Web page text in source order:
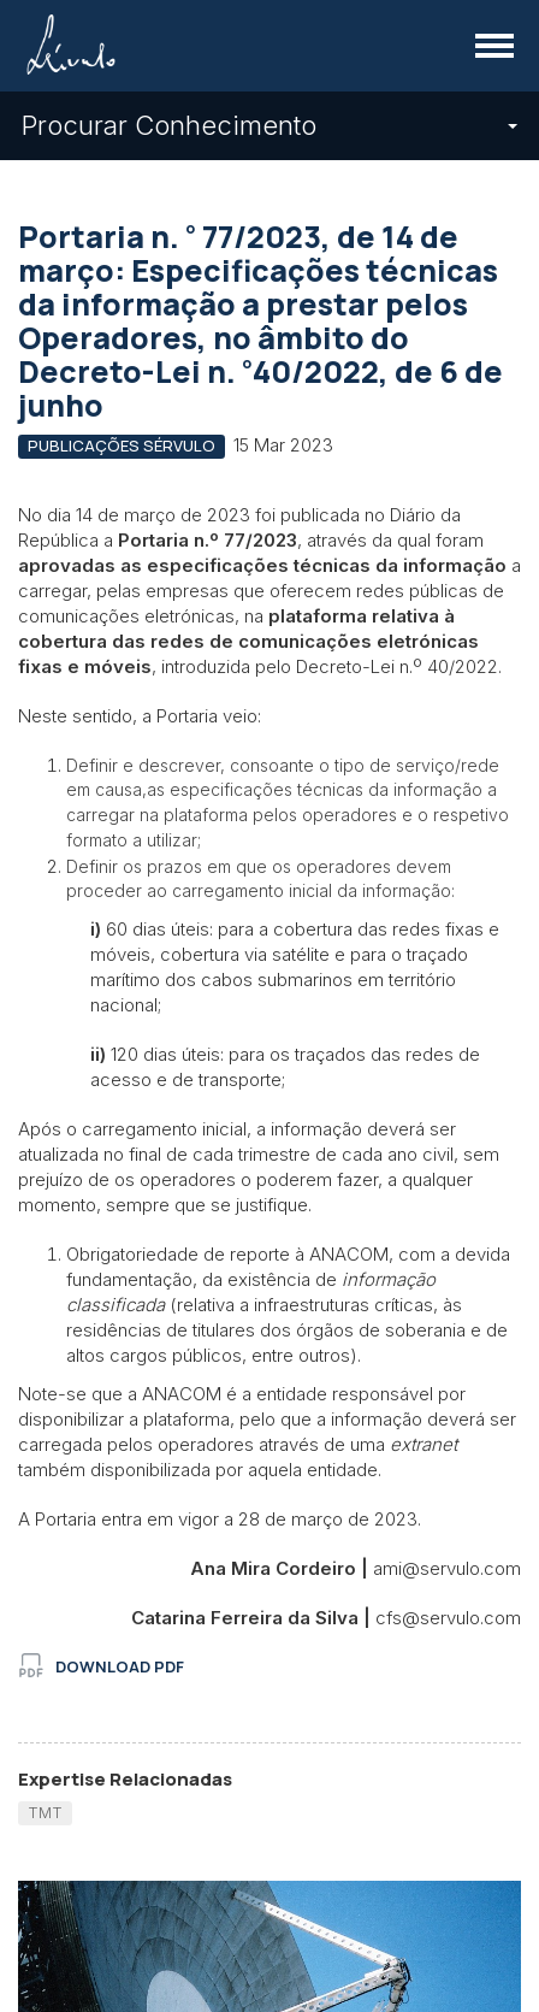
Menu
Procurar Conhecimento
Portaria n. º 77/2023, de 14 de
março: Especificações técnicas
da informação a prestar pelos
Operadores, no âmbito do
Decreto-Lei n. º40/2022, de 6 de
junho
PUBLICAÇÕES SÉRVULO 15 Mar 2023
No dia 14 de março de 2023 foi publicada no Diário da
República a Portaria n.º 77/2023, através da qual foram
aprovadas as especificações técnicas da informação a
carregar, pelas empresas que oferecem redes públicas de
comunicações eletrónicas, na plataforma relativa à
cobertura das redes de comunicações eletrónicas
fixas e móveis, introduzida pelo Decreto-Lei n.º 40/2022.
Neste sentido, a Portaria veio:
Definir e descrever, consoante o tipo de serviço/rede
em causa,as especificações técnicas da informação a
carregar na plataforma pelos operadores e o respetivo
formato a utilizar;
Definir os prazos em que os operadores devem
proceder ao carregamento inicial da informação:
i) 60 dias úteis: para a cobertura das redes fixas e
móveis, cobertura via satélite e para o traçado
marítimo dos cabos submarinos em território
nacional;
ii) 120 dias úteis: para os traçados das redes de
acesso e de transporte;
Após o carregamento inicial, a informação deverá ser
atualizada no final de cada trimestre de cada ano civil, sem
prejuízo de os operadores o poderem fazer, a qualquer
momento, sempre que se justifique.
Obrigatoriedade de reporte à ANACOM, com a devida
fundamentação, da existência de informação
classificada(relativa a infraestruturas críticas, às
residências de titulares dos órgãos de soberania e de
altos cargos públicos, entre outros).
Note-se que a ANACOM é a entidade responsável por
disponibilizar a plataforma, pelo que a informação deverá ser
carregada pelos operadores através de uma extranet
também disponibilizada por aquela entidade.
A Portaria entra em vigor a 28 de março de 2023.
Ana Mira Cordeiro | ami@servulo.com
Catarina Ferreira da Silva | cfs@servulo.com
DOWNLOAD PDF
Expertise Relacionadas
TMT